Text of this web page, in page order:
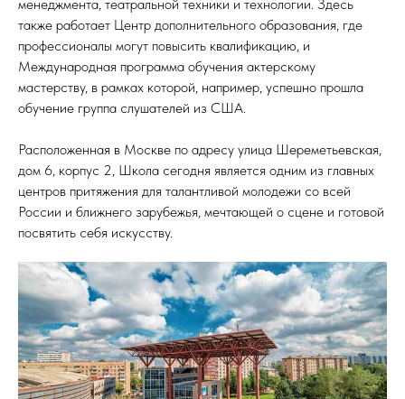
менеджмента, театральной техники и технологии. Здесь
также работает Центр дополнительного образования, где
профессионалы могут повысить квалификацию, и
Международная программа обучения актерскому
мастерству, в рамках которой, например, успешно прошла
обучение группа слушателей из США.
Расположенная в Москве по адресу улица Шереметьевская,
дом 6, корпус 2, Школа сегодня является одним из главных
центров притяжения для талантливой молодежи со всей
России и ближнего зарубежья, мечтающей о сцене и готовой
посвятить себя искусству.